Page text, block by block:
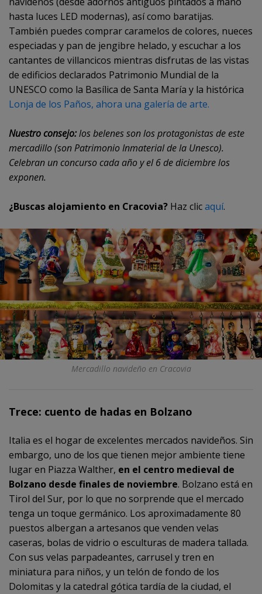
hasta luces LED modernas), así como baratijas.
También puedes comprar caramelos de colores, nueces
especiadas y pan de jengibre helado, y escuchar a los
cantantes de villancicos mientras disfrutas de las vistas
de edificios declarados Patrimonio Mundial de la
UNESCO como la Basílica de Santa María y la histórica
Lonja de los Paños, ahora una galería de arte.
Nuestro consejo:los belenes son los protagonistas de este
mercadillo (son Patrimonio Inmaterial de la Unesco).
Celebran un concurso cada año y el 6 de diciembre los
exponen.
¿Buscas alojamiento en Cracovia? Haz clicaquí.
Mercadillo navideño en Cracovia
Trece: cuento de hadas en Bolzano
Italia es el hogar de excelentes mercados navideños. Sin
embargo, uno de los que tienen mejor ambiente tiene
lugar en Piazza Walther, en el centro medieval de
Bolzano desde finales de noviembre. Bolzano está en
Tirol del Sur, por lo que no sorprende que el mercado
tenga un toque germánico. Los aproximadamente 80
puestos albergan a artesanos que venden velas
caseras, bolas de vidrio o esculturas de madera tallada.
Con sus velas parpadeantes, carrusel y tren en
miniatura para niños, y un telón de fondo de los
Dolomitas y la catedral gótica tardía de la ciudad, el